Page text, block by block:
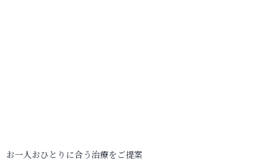
お一人おひとりに合う治療をご提案